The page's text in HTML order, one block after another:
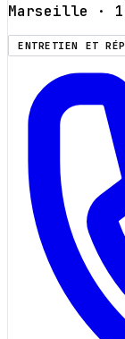
Marseille ·
ENTRETIEN ET